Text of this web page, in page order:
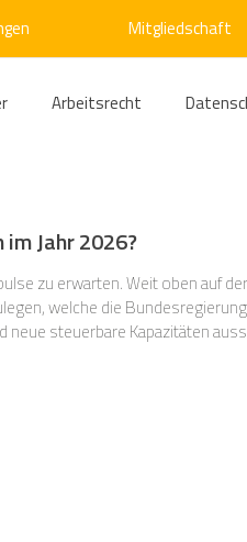
Mitgliedschaft
Arbeitsrecht
Abfall Umweltrecht
Jahr 2026?
zu erwarten. Weit oben auf
bereits seit mehreren
steuerbare Kapazitäten